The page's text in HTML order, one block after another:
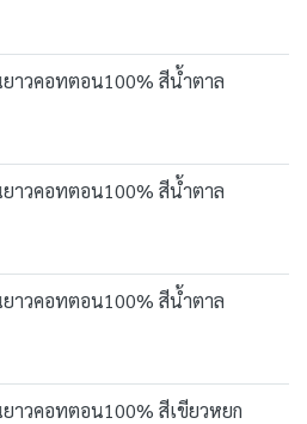
าวคอทตอน100% สีน้ำตาล
าวคอทตอน100% สีน้ำตาล
าวคอทตอน100% สีน้ำตาล
าวคอทตอน100% สีเขียวหยก